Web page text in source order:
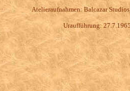
Atelieraufnahmen: Balcazar
Uraufführung: